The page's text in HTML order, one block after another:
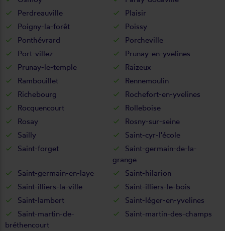
Perdreauville
Plaisir
Poigny-la-forêt
Poissy
Ponthévrard
Porcheville
Port-villez
Prunay-en-yvelines
Prunay-le-temple
Raizeux
Rambouillet
Rennemoulin
Richebourg
Rochefort-en-yvelines
Rocquencourt
Rolleboise
Rosay
Rosny-sur-seine
Sailly
Saint-cyr-l'école
Saint-forget
Saint-germain-de-la-
grange
Saint-germain-en-laye
Saint-hilarion
Saint-illiers-la-ville
Saint-illiers-le-bois
Saint-lambert
Saint-léger-en-yvelines
Saint-martin-de-
bréthencourt
Saint-martin-des-champs